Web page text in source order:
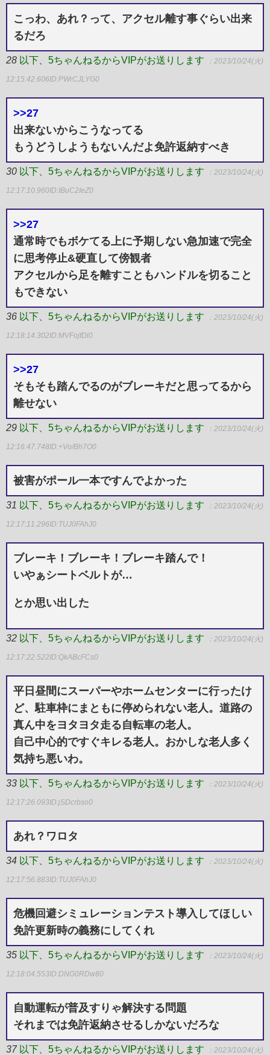
こっわ、あれ？って、アクセル離す事ぐらい出来
るだろ
28 以下、5ちゃんねるからVIPがお送りします ：2023/10/24(火)
12:15:42.606ID:PWrCJLYG0
>>27
出来ないからこうなってる
もうどうしようもないんだよ免許返納すべき
30 以下、5ちゃんねるからVIPがお送りします ：2023/10/24(火)
12:17:10.960ID:IBuC2IeZ0
>>27
通常時でもボケてる上に予期しない急加速で完全
に思考停止&硬直して傍観者
アクセルから足を離すこともハンドルを切ること
もできない
36 以下、5ちゃんねるからVIPがお送りします ：2023/10/24(火)
12:18:14.302ID:MVFojfDl0
>>27
そもそも踏んでるのがブレーキだと思ってるから
離せない
29 以下、5ちゃんねるからVIPがお送りします ：2023/10/24(火)
12:16:47.748ID:+Vo/Bh7O0
被害がポール一本ですんでよかった
31 以下、5ちゃんねるからVIPがお送りします ：2023/10/24(火)
12:17:11.296ID:TUJ0FAhJ0
ブレーキ！ブレーキ！ブレーキ踏んで！
いやぁシートベルトが…
とか思い出した
32 以下、5ちゃんねるからVIPがお送りします ：2023/10/24(火)
12:17:22.522ID:QkABcFCs0
平日昼間にスーパーやホームセンターに行ったけ
ど、駐車枠にまともに停められない老人。道路の
真ん中をヨタヨタ走る自転車の老人。
自己中心的ですぐキレる老人。おかしな老人多く
気持ち悪いわ。
33 以下、5ちゃんねるからVIPがお送りします ：2023/10/24(火)
12:17:26.093ID:jSDcrbso0
あれ？ワロタ
34 以下、5ちゃんねるからVIPがお送りします ：2023/10/24(火)
12:17:56.883ID:TUJ0FAhJ0
危機回避シミュレーションテスト導入してほしい
免許更新時の義務にしてくれ
35 以下、5ちゃんねるからVIPがお送りします ：2023/10/24(火)
12:18:04.553ID:DNG0RDw80
自動運転が普及すりゃ解決する問題
それまでは免許返納させるしかないだろな
37 以下、5ちゃんねるからVIPがお送りします ：2023/10/24(火)